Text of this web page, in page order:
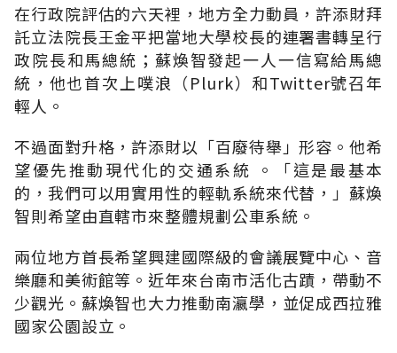
在行政院評估的六天裡，地方全力動員，許添財拜
託立法院長王金平把當地大學校長的連署書轉呈行
政院長和馬總統；蘇煥智發起一人一信寫給馬總
統，他也首次上噗浪（Plurk）和Twitter號召年
輕人。
不過面對升格，許添財以「百廢待舉」形容。他希
望優先推動現代化的交通系統 。「這是最基本
的，我們可以用實用性的輕軌系統來代替，」蘇煥
智則希望由直轄市來整體規劃公車系統。
兩位地方首長希望興建國際級的會議展覽中心、音
樂廳和美術館等。近年來台南市活化古蹟，帶動不
少觀光。蘇煥智也大力推動南瀛學，並促成西拉雅
國家公園設立。